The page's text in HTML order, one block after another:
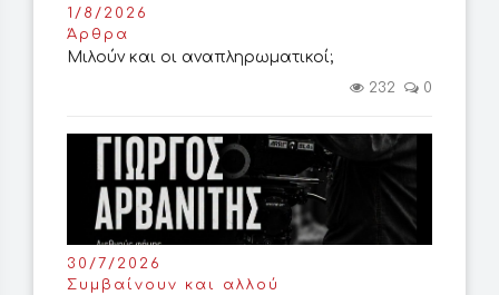
1/8/2026
Άρθρα
Μιλούν και οι αναπληρωματικοί;
232 0
30/7/2026
Συμβαίνουν και αλλού